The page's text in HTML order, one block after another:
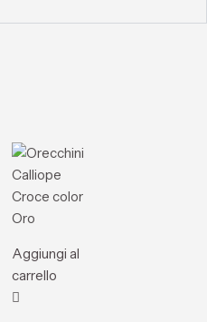
Aggiungi al
carrello